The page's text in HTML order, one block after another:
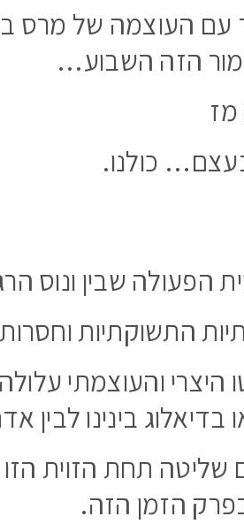
עם העוצמה של מרס
הזה השבוע…
כולנו.
הפעולה שבין ונוס
התשוקתיות
היצרי והעוצמתי
בינינו לבין
תחת הזוית הזו
הזמן הזה.